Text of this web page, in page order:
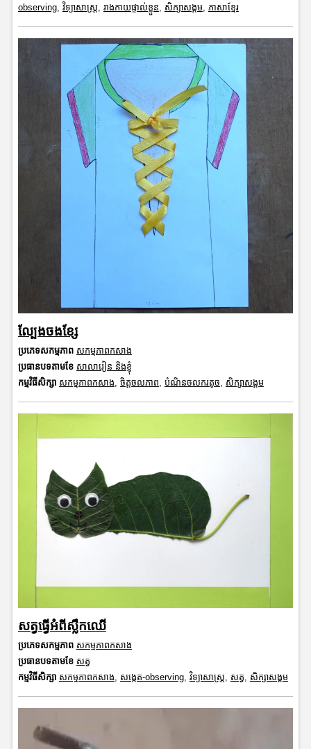
observing, វិទ្យាសាស្រ្ត, រាងកាយផ្ទាល់ខ្លួន, សិក្សាសង្គម, ភាសាខ្មែរ
ល្បែងចងខ្សែ
ប្រភេទសកម្មភាព សកម្មភាពកសាង
ប្រធានបទតាមខែ សាលារៀន និងខ្ញុំ
កម្មវិធីសិក្សា សកម្មភាពកសាង, ចិត្តចលភាព, បំណិនចលករតូច, សិក្សាសង្គម
សត្វធ្វើអំពីស្លឹកឈើ
ប្រភេទសកម្មភាព សកម្មភាពកសាង
ប្រធានបទតាមខែ សត្វ
កម្មវិធីសិក្សា សកម្មភាពកសាង, សង្កេត-observing, វិទ្យាសាស្រ្ត, សត្វ, សិក្សាសង្គម